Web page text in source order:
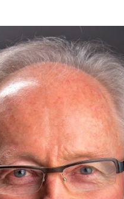
ξενοδοχείο των
Χάρης Πολίτης